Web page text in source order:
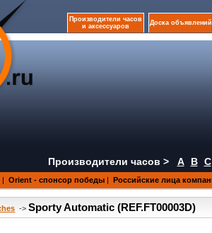
Производители часов
и аксессуаров
Доска объявлений
Производители часов > A B C
| Orient - спонсор победы | Российские лица
->Sporty Automatic (REF.FT00003D)